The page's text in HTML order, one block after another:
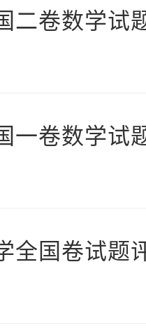
二卷数学试
一卷数学试
全国卷试题